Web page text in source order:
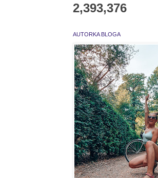
2,393,376
AUTORKA BLOGA